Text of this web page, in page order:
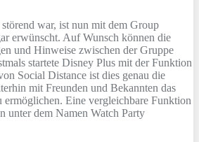
war, ist nun mit dem Group
erwünscht. Auf Wunsch können die
und Hinweise zwischen der Gruppe
startete Disney Plus mit der Funktion
Social Distance ist dies genau die
mit Freunden und Bekannten das
ermöglichen. Eine vergleichbare Funktion
unter dem Namen Watch Party